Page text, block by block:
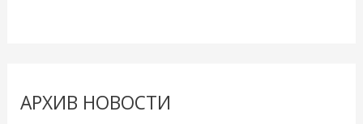
АРХИВ НОВОСТИ